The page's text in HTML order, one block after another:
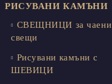
РИСУВАНИ КАМЪНИ
СВЕЩНИЦИ за чаени
свещи
Рисувани камъни с
ШЕВИЦИ